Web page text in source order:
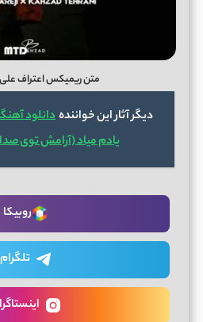
متن ریمیکس اعتراف
دیگر آثار این خوانندهدانلود
یادم میاد (آرامش توی
روبیکا
تلگرام